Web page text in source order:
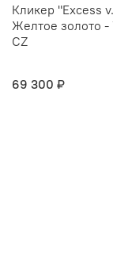
Кликер "Excess
Желтое золото
CZ
69 300 ₽